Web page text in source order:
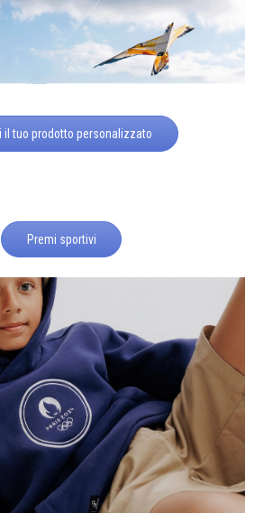
il tuo prodotto personalizzato
Premi sportivi